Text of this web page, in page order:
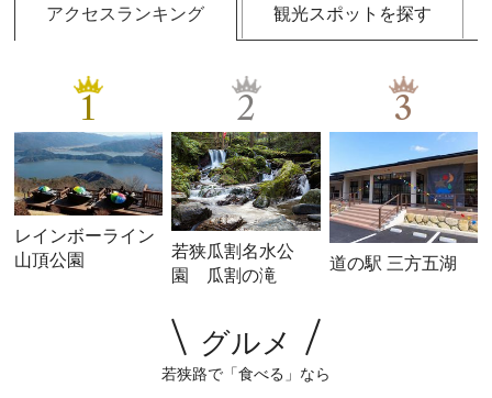
アクセスランキング 観光スポットを探す
1
レインボーライン
山頂公園
2
若狭瓜割名水公
園 瓜割の滝
3
道の駅 三方五湖
グルメ
若狭路で「食べる」なら